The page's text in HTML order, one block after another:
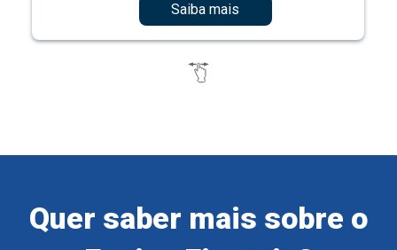
Saiba mais
Quer saber mais sobre o